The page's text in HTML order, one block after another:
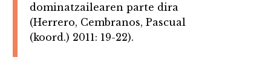
dominatzailearen parte dira
(Herrero, Cembranos, Pascual
(koord.) 2011: 19-22).